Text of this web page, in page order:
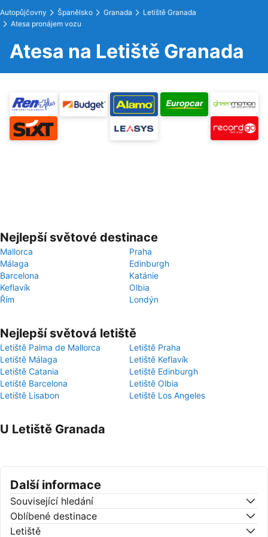
Autopůjčovny Španělsko Granada
Letiště Granada
Atesa pronájem vozu
Atesa na Letiště Granada
Nejlepší světové destinace
Mallorca
Praha
Málaga
Edinburgh
Barcelona
Katánie
Keflavík
Olbia
Řím
Londýn
Nejlepší světová letiště
Letiště Palma de Mallorca
Letiště Praha
Letiště Málaga
Letiště Keflavík
Letiště Catania
Letiště Edinburgh
Letiště Barcelona
Letiště Olbia
Letiště Lisabon
Letiště Los Angeles
U Letiště Granada
Další informace
Související hledání
Oblíbené destinace
Letiště